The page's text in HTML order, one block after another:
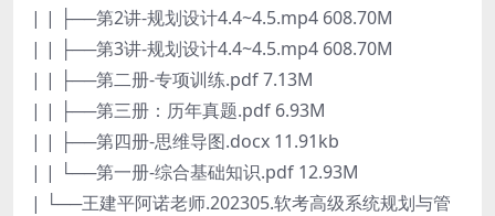
| | ├──第2讲-规划设计4.4~4.5.mp4 608.70M
| | ├──第3讲-规划设计4.4~4.5.mp4 608.70M
| | ├──第二册-专项训练.pdf 7.13M
| | ├──第三册：历年真题.pdf 6.93M
| | ├──第四册-思维导图.docx 11.91kb
| | └──第一册-综合基础知识.pdf 12.93M
| └──王建平阿诺老师.202305.软考高级系统规划与管